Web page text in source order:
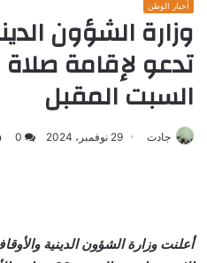
أخبار الوطن
وزارة الشؤون
تدعو لإقامة
السبت المقبل
جادت 29 نوفمبر، 2024 0
أعلنت وزارة الشؤون الدينية